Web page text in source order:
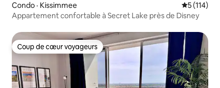
Condo · Kissimmee Note
5 (114)
Appartement confortable à Secret Lake près de Disney
Coup de cœur voyageurs
Coup de cœur voyageurs